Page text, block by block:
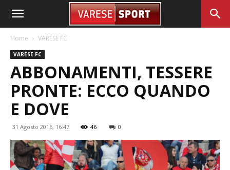
Home VARESE FC
VARESE FC
ABBONAMENTI, TESSERE
PRONTE: ECCO QUANDO
E DOVE
31 Agosto 2016, 16:47 46 0